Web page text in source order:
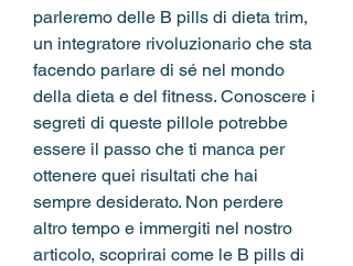
parleremo delle B pills di dieta trim,
un integratore rivoluzionario che sta
facendo parlare di sé nel mondo
della dieta e del fitness. Conoscere i
segreti di queste pillole potrebbe
essere il passo che ti manca per
ottenere quei risultati che hai
sempre desiderato. Non perdere
altro tempo e immergiti nel nostro
articolo, scoprirai come le B pills di